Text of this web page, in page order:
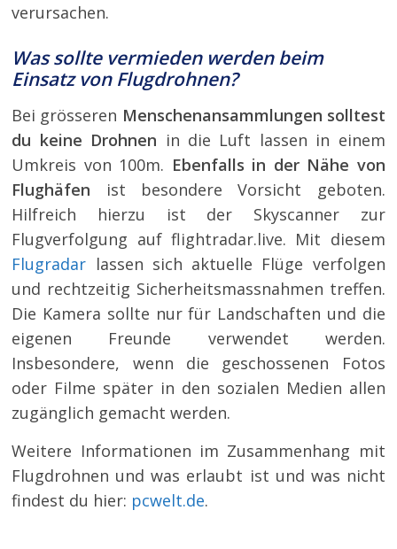
verursachen.
Was sollte vermieden werden beim
Einsatz von Flugdrohnen?
Bei grösseren Menschenansammlungen solltest
du keine Drohnen in die Luft lassen in einem
Umkreis von 100m. Ebenfalls in der Nähe von
Flughäfen ist besondere Vorsicht geboten.
Hilfreich hierzu ist der Skyscanner zur
Flugverfolgung auf flightradar.live. Mit diesem
Flugradar lassen sich aktuelle Flüge verfolgen
und rechtzeitig Sicherheitsmassnahmen treffen.
Die Kamera sollte nur für Landschaften und die
eigenen Freunde verwendet werden.
Insbesondere, wenn die geschossenen Fotos
oder Filme später in den sozialen Medien allen
zugänglich gemacht werden.
Weitere Informationen im Zusammenhang mit
Flugdrohnen und was erlaubt ist und was nicht
findest du hier: pcwelt.de.